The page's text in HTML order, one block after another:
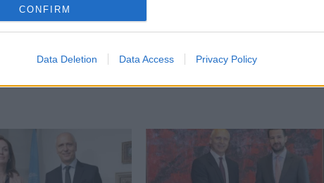
CONFIRM
Data Deletion Data Access Privacy Policy